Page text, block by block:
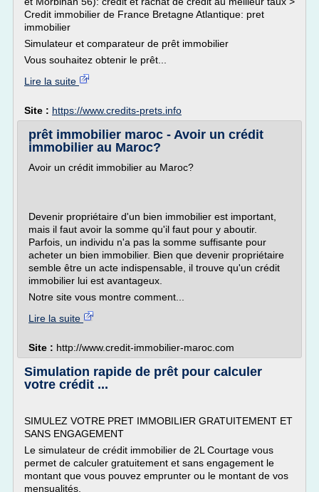
Credit immobilier de France Bretagne Atlantique: pret
immobilier
Simulateur et comparateur de prêt immobilier
Vous souhaitez obtenir le prêt...
Lire la suite
Site : https://www.credits-prets.info
prêt immobilier maroc - Avoir un crédit
immobilier au Maroc?
Avoir un crédit immobilier au Maroc?
Devenir propriétaire d'un bien immobilier est important,
mais il faut avoir la somme qu'il faut pour y aboutir.
Parfois, un individu n'a pas la somme suffisante pour
acheter un bien immobilier. Bien que devenir propriétaire
semble être un acte indispensable, il trouve qu'un crédit
immobilier lui est avantageux.
Notre site vous montre comment...
Lire la suite
Site : http://www.credit-immobilier-maroc.com
Simulation rapide de prêt pour calculer
votre crédit ...
SIMULEZ VOTRE PRET IMMOBILIER GRATUITEMENT ET
SANS ENGAGEMENT
Le simulateur de crédit immobilier de 2L Courtage vous
permet de calculer gratuitement et sans engagement le
montant que vous pouvez emprunter ou le montant de vos
mensualités.